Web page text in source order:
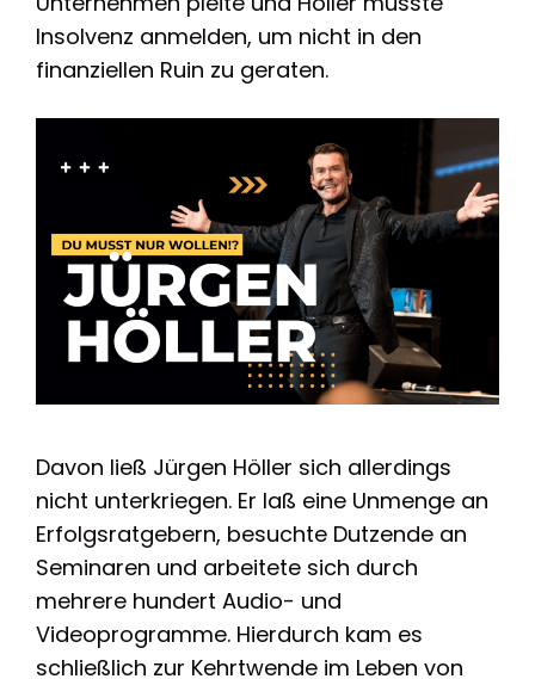
Insolvenz anmelden, um nicht in den
finanziellen Ruin zu geraten.
Davon ließ Jürgen Höller sich allerdings
nicht unterkriegen. Er laß eine Unmenge an
Erfolgsratgebern, besuchte Dutzende an
Seminaren und arbeitete sich durch
mehrere hundert Audio- und
Videoprogramme. Hierdurch kam es
schließlich zur Kehrtwende im Leben von